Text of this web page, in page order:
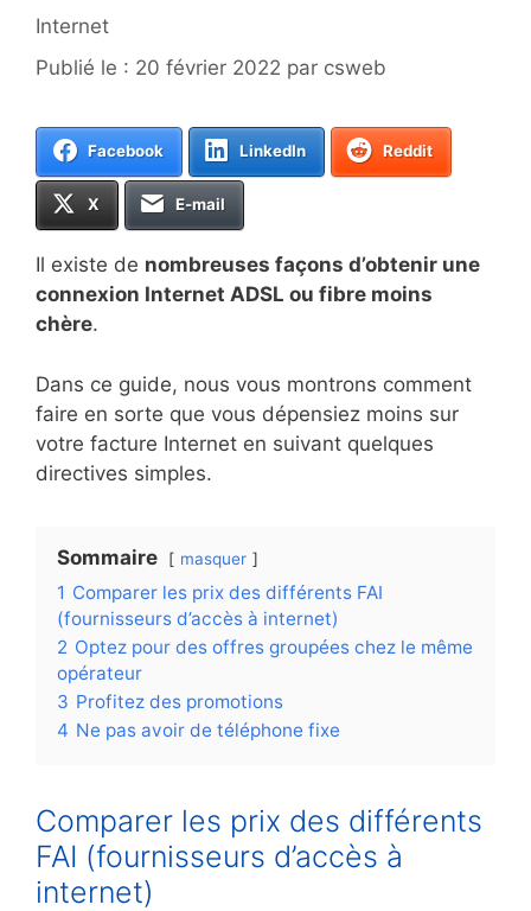
Catégories
Internet
20 février 2022 par csweb
Facebook LinkedIn Reddit
X E-mail
Il existe de nombreuses façons d’obtenir une
connexion Internet ADSL ou fibre moins
chère.
Dans ce guide, nous vous montrons comment
faire en sorte que vous dépensiez moins sur
votre facture Internet en suivant quelques
directives simples.
Sommaire masquer
1 Comparer les prix des différents FAI
(fournisseurs d’accès à internet)
2 Optez pour des offres groupées chez le même
opérateur
3 Profitez des promotions
4 Ne pas avoir de téléphone fixe
Comparer les prix des différents
FAI (fournisseurs d’accès à
internet)